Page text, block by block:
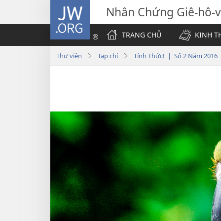
JW.ORG Nhân Chứng Giê-hô-
TRANG CHỦ KINH
Thư viện Tạp chí Tỉnh Thức! | Số 2 Năm 2016